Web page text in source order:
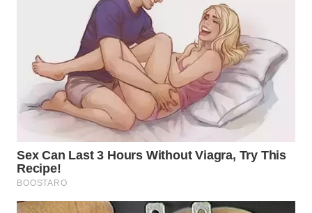
CIANJUR
WN
KEPULAUAN
WN
TANGERANG